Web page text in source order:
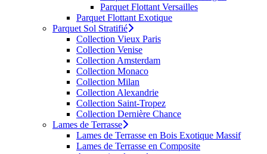
Parquet Flottant Versailles
Parquet Flottant Exotique
Parquet Sol Stratifié
Collection Vieux Paris
Collection Venise
Collection Amsterdam
Collection Monaco
Collection Milan
Collection Alexandrie
Collection Saint-Tropez
Collection Dernière Chance
Lames de Terrasse
Lames de Terrasse en Bois Exotique Massif
Lames de Terrasse en Composite